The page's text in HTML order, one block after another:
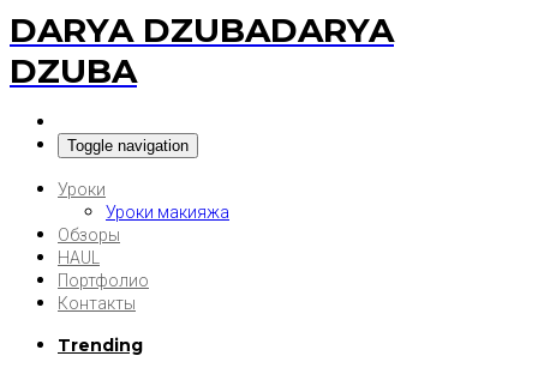
DARYA DZUBADARYA
DZUBA
Toggle navigation
Уроки
Уроки макияжа
Обзоры
HAUL
Портфолио
Контакты
Trending